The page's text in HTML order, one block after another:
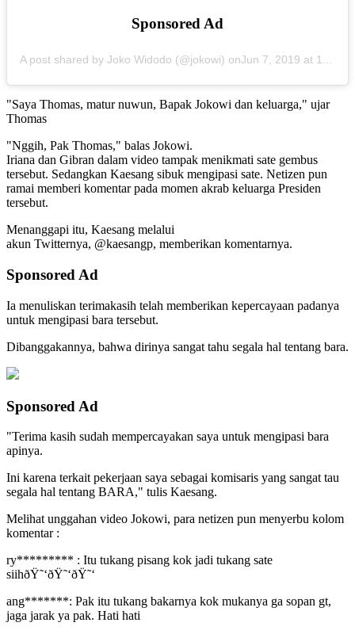
Sponsored Ad
A post shared by Joko Widodo (@jokowi) onJun 7, 2019 at 11:51pm PDT
"Saya Thomas, matur nuwun, Bapak Jokowi dan keluarga," ujar
Thomas
"Nggih, Pak Thomas," balas Jokowi.
Iriana dan Gibran dalam video tampak menikmati sate gembus
tersebut. Sedangkan Kaesang sibuk mengipasi sate. Netizen pun
ramai memberi komentar pada momen akrab keluarga Presiden
tersebut.
Menanggapi itu, Kaesang melalui
akun Twitternya, @kaesangp, memberikan komentarnya.
Sponsored Ad
Ia menuliskan terimakasih telah memberikan kepercayaan padanya
untuk mengipasi bara tersebut.
Dibanggakannya, bahwa dirinya sangat tahu segala hal tentang bara.
Sponsored Ad
"Terima kasih sudah mempercayakan saya untuk mengipasi bara
apinya.
Ini karena terkait pekerjaan saya sebagai komisaris yang sangat tau
segala hal tentang BARA," tulis Kaesang.
Melihat unggahan video Jokowi, para netizen pun menyerbu kolom
komentar :
ry********* : Itu tukang pisang kok jadi tukang sate
siihðŸ˜‘ðŸ˜‘ðŸ˜‘
ang*******: Pak itu tukang bakarnya kok mukanya ga sopan gt,
jaga jarak ya pak. Hati hati